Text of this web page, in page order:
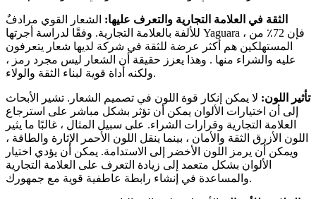
الثقة في العلامة التجارية والتعرف عليها: الشعار القوي مرادفٌ
للألفة بالعلامة التجارية. وفقًا لدراسة أجرتها Yaguara ، فإن 72٪ من
المستهلكين هم أكثر عرضة للثقة في شركة لديها شعار يتعرفون
عليه والشراء منها . وهذا يعزز حقيقة أن الشعار ليس مجرد رمز ،
ولكنه أداة قوية لبناء الثقة والولاء.
تأثير اللون: لا يمكن إنكار قوة اللون في تصميم الشعار. تشير الأبحاث
إلى أن اختيارات الألوان يمكن أن تؤثر بشكل مباشر على استرجاع
العلامة التجارية وقرارات الشراء. على سبيل المثال ، غالبًا ما يثير
اللون الأزرق الثقة والأمان ، بينما ينقل اللون الأحمر الإثارة والطاقة ،
ويمكن أن يرمز اللون الأخضر إلى الاستدامة. يمكن أن يؤدي اختيار
الألوان بشكل متعمد إلى زيادة التعرف على العلامة التجارية
والمساعدة في إنشاء رابطة عاطفية قوية مع جمهورك.